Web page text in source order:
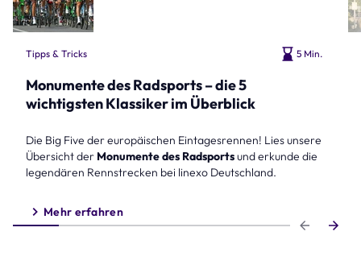
Tipps & Tricks 5 Min.
Monumente des Radsports – die 5
wichtigsten Klassiker im Überblick
Die Big Five der europäischen Eintagesrennen! Lies unsere
Übersicht der Monumente des Radsportsund erkunde die
legendären Rennstrecken bei linexo Deutschland.
Mehr erfahren